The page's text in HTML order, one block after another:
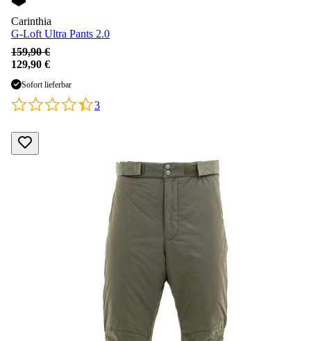
Carinthia
G-Loft Ultra Pants 2.0
159,90 €
129,90 €
Sofort lieferbar
3